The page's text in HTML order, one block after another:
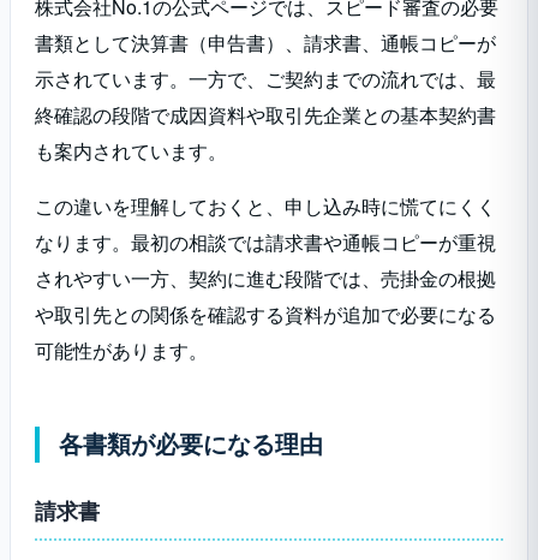
株式会社No.1の公式ページでは、スピード審査の必要
書類として決算書（申告書）、請求書、通帳コピーが
示されています。一方で、ご契約までの流れでは、最
終確認の段階で成因資料や取引先企業との基本契約書
も案内されています。
この違いを理解しておくと、申し込み時に慌てにくく
なります。最初の相談では請求書や通帳コピーが重視
されやすい一方、契約に進む段階では、売掛金の根拠
や取引先との関係を確認する資料が追加で必要になる
可能性があります。
各書類が必要になる理由
請求書